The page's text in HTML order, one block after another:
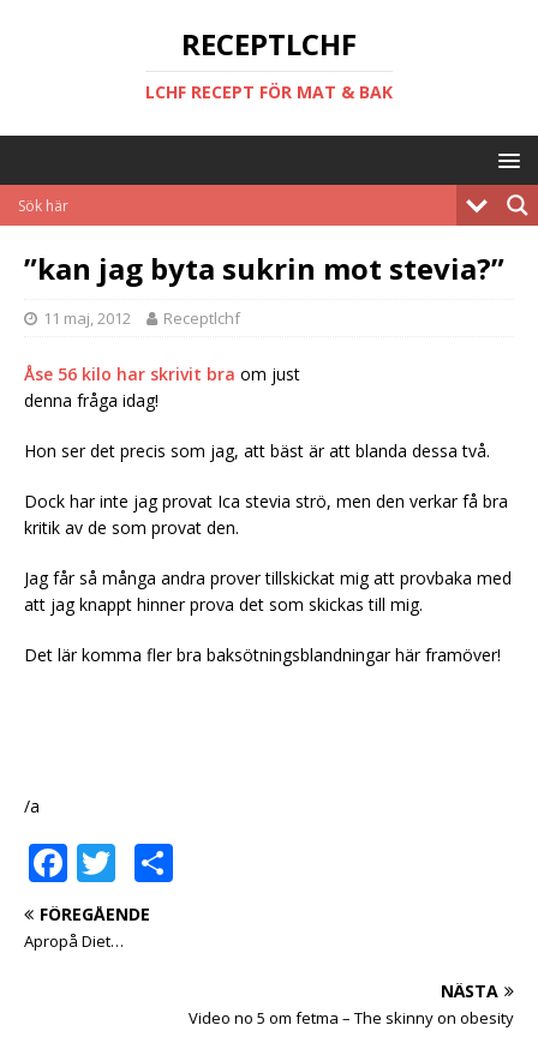
RECEPTLCHF
LCHF RECEPT FÖR MAT & BAK
”kan jag byta sukrin mot stevia?”
11 maj, 2012 Receptlchf
Åse 56 kilo har skrivit bra om just
denna fråga idag!
Hon ser det precis som jag, att bäst är att blanda dessa två.
Dock har inte jag provat Ica stevia strö, men den verkar få bra
kritik av de som provat den.
Jag får så många andra prover tillskickat mig att provbaka med
att jag knappt hinner prova det som skickas till mig.
Det lär komma fler bra baksötningsblandningar här framöver!
/a
F
a
c
T
w
it
FÖREGÅENDE
Apropå Diet…
NÄSTA
Video no 5 om fetma – The skinny on obesity